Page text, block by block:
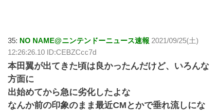
35: NO NAME@ニンテンドーニュース速報 2021/09/25(土)
12:26:26.10 ID:CEBZCcc7d
本田翼が出てきた頃は良かったんだけど、いろんな
方面に
出始めてから急に劣化したよな
なんか前の印象のまま最近CMとかで垂れ流しにな